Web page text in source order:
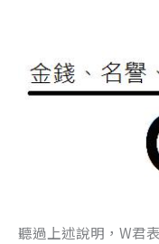
聽過上述說明，W君